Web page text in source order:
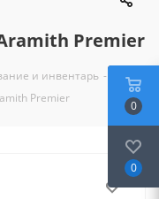
Premier
и инвентарь -
Шары
Premier
0
0